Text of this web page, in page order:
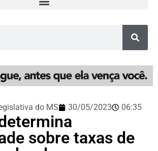
do MS 30/05/2023 06:35
sobre taxas de